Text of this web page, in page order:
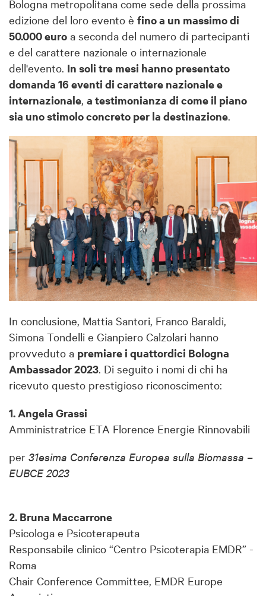
Bologna metropolitana come sede della prossima
edizione del loro evento è fino a un massimo di
50.000 euro a seconda del numero di partecipanti
e del carattere nazionale o internazionale
dell'evento. In soli tre mesi hanno presentato
domanda 16 eventi di carattere nazionale e
internazionale, a testimonianza di come il piano
sia uno stimolo concreto per la destinazione.
In conclusione, Mattia Santori, Franco Baraldi,
Simona Tondelli e Gianpiero Calzolari hanno
provveduto a premiare i quattordici Bologna
Ambassador 2023. Di seguito i nomi di chi ha
ricevuto questo prestigioso riconoscimento:
1. Angela Grassi
Amministratrice ETA Florence Energie Rinnovabili
per 31esima Conferenza Europea sulla Biomassa –
EUBCE 2023
2. Bruna Maccarrone
Psicologa e Psicoterapeuta
Responsabile clinico “Centro Psicoterapia EMDR” -
Roma
Chair Conference Committee, EMDR Europe